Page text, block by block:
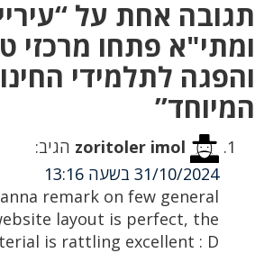
תגובה אחת על
ומתי"א פתחו מרכזי
והפגה לתלמידי
המיוחד”
zoritoler imol הגיב:
31/10/2024 בשעה 13:16
remark on few general
layout is perfect, the
is rattling excellent : D.